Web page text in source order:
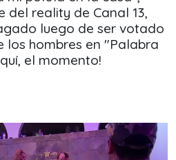
del reality de Canal 13,
luego de ser votado
los hombres en "Palabra
el momento!